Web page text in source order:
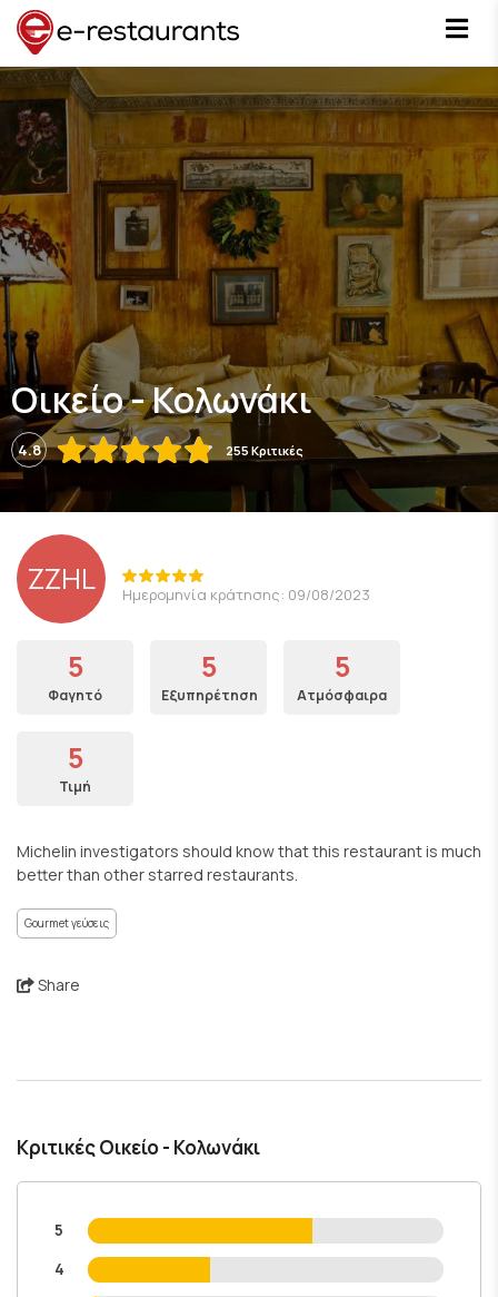
Οικείο - Κολωνάκι
4.8 255 Κριτικές
ZZHL Ημερομηνία κράτησης: 09/08/2023
5
Φαγητό
5
Εξυπηρέτηση
5
Ατμόσφαιρα
5
Τιμή
Michelin investigators should know that this restaurant is much
better than other starred restaurants.
Gourmet γεύσεις
Share
Κριτικές Οικείο - Κολωνάκι
5
4